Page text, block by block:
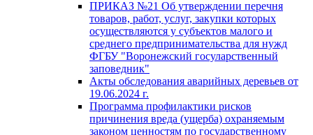
ПРИКАЗ №21 Об утверждении перечня
товаров, работ, услуг, закупки которых
осуществляются у субъектов малого и
среднего предпринимательства для нужд
ФГБУ "Воронежский госуларственный
заповедник"
Акты обследования аварийных деревьев от
19.06.2024 г.
Программа профилактики рисков
причинения вреда (ущерба) охраняемым
законом ценностям по государственному